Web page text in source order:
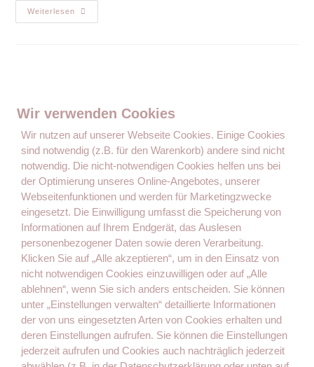
Weiterlesen
Der Ratgeber, Wegweiser und die Inspiration von Müttern für
Mütter.
Seiten
Gastautorin werden
Impressum
Datenschutz
Wir verwenden Cookies
Wir nutzen auf unserer Webseite Cookies. Einige Cookies
sind notwendig (z.B. für den Warenkorb) andere sind nicht
notwendig. Die nicht-notwendigen Cookies helfen uns bei
der Optimierung unseres Online-Angebotes, unserer
Webseitenfunktionen und werden für Marketingzwecke
eingesetzt. Die Einwilligung umfasst die Speicherung von
Informationen auf Ihrem Endgerät, das Auslesen
personenbezogener Daten sowie deren Verarbeitung.
Klicken Sie auf „Alle akzeptieren“, um in den Einsatz von
nicht notwendigen Cookies einzuwilligen oder auf „Alle
ablehnen“, wenn Sie sich anders entscheiden. Sie können
unter „Einstellungen verwalten“ detaillierte Informationen
der von uns eingesetzten Arten von Cookies erhalten und
deren Einstellungen aufrufen. Sie können die Einstellungen
jederzeit aufrufen und Cookies auch nachträglich jederzeit